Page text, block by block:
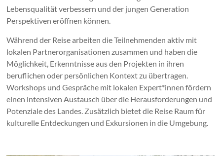
Lebensqualität verbessern und der jungen Generation
Perspektiven eröffnen können.
Während der Reise arbeiten die Teilnehmenden aktiv mit
lokalen Partnerorganisationen zusammen und haben die
Möglichkeit, Erkenntnisse aus den Projekten in ihren
beruflichen oder persönlichen Kontext zu übertragen.
Workshops und Gespräche mit lokalen Expert*innen fördern
einen intensiven Austausch über die Herausforderungen und
Potenziale des Landes. Zusätzlich bietet die Reise Raum für
kulturelle Entdeckungen und Exkursionen in die Umgebung.